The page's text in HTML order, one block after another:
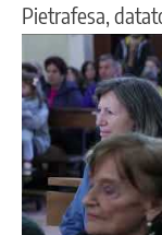
Pietrafesa,